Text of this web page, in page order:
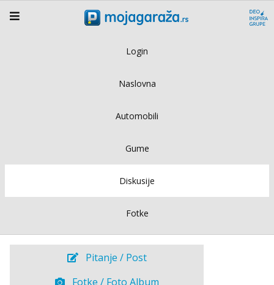
Login
Naslovna
Automobili
Gume
Diskusije
Fotke
Pitanje / Post
Fotke / Foto Album